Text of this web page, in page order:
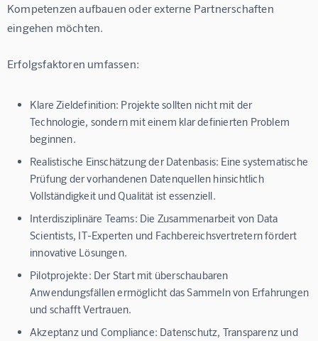
Kompetenzen aufbauen oder externe Partnerschaften
eingehen möchten.
Erfolgsfaktoren umfassen:
Klare Zieldefinition: Projekte sollten nicht mit der
Technologie, sondern mit einem klar definierten Problem
beginnen.
Realistische Einschätzung der Datenbasis: Eine systematische
Prüfung der vorhandenen Datenquellen hinsichtlich
Vollständigkeit und Qualität ist essenziell.
Interdisziplinäre Teams: Die Zusammenarbeit von Data
Scientists, IT-Experten und Fachbereichsvertretern fördert
innovative Lösungen.
Pilotprojekte: Der Start mit überschaubaren
Anwendungsfällen ermöglicht das Sammeln von Erfahrungen
und schafft Vertrauen.
Akzeptanz und Compliance: Datenschutz, Transparenz und